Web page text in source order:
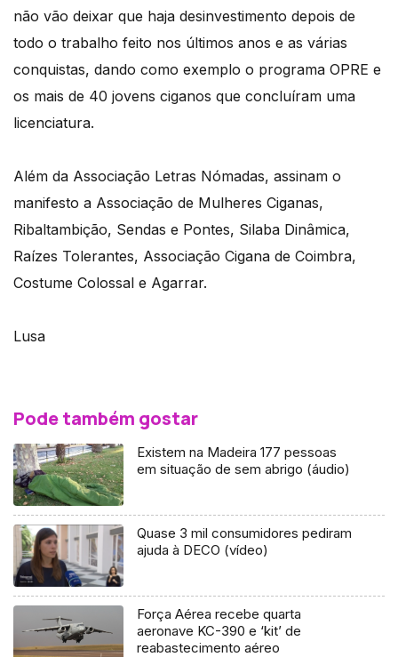
não vão deixar que haja desinvestimento depois de
todo o trabalho feito nos últimos anos e as várias
conquistas, dando como exemplo o programa OPRE e
os mais de 40 jovens ciganos que concluíram uma
licenciatura.
Além da Associação Letras Nómadas, assinam o
manifesto a Associação de Mulheres Ciganas,
Ribaltambição, Sendas e Pontes, Silaba Dinâmica,
Raízes Tolerantes, Associação Cigana de Coimbra,
Costume Colossal e Agarrar.
Lusa
Pode também gostar
Existem na Madeira 177 pessoas
em situação de sem abrigo (áudio)
Quase 3 mil consumidores pediram
ajuda à DECO (vídeo)
Força Aérea recebe quarta
aeronave KC-390 e ‘kit’ de
reabastecimento aéreo